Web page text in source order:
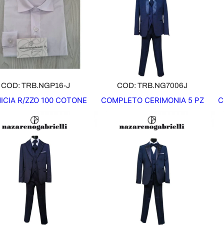
COD: TRB.NGP16-J
R/ZZO 100 COTONE
COD: TRB.NG7006J
COMPLETO CERIMONIA 5 PZ